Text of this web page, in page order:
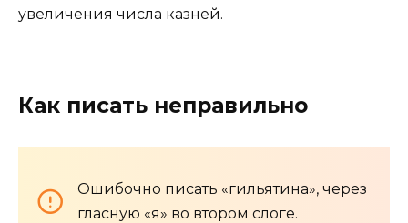
увеличения числа казней.
Как писать неправильно
Ошибочно писать «гильятина», через
гласную «я» во втором слоге.